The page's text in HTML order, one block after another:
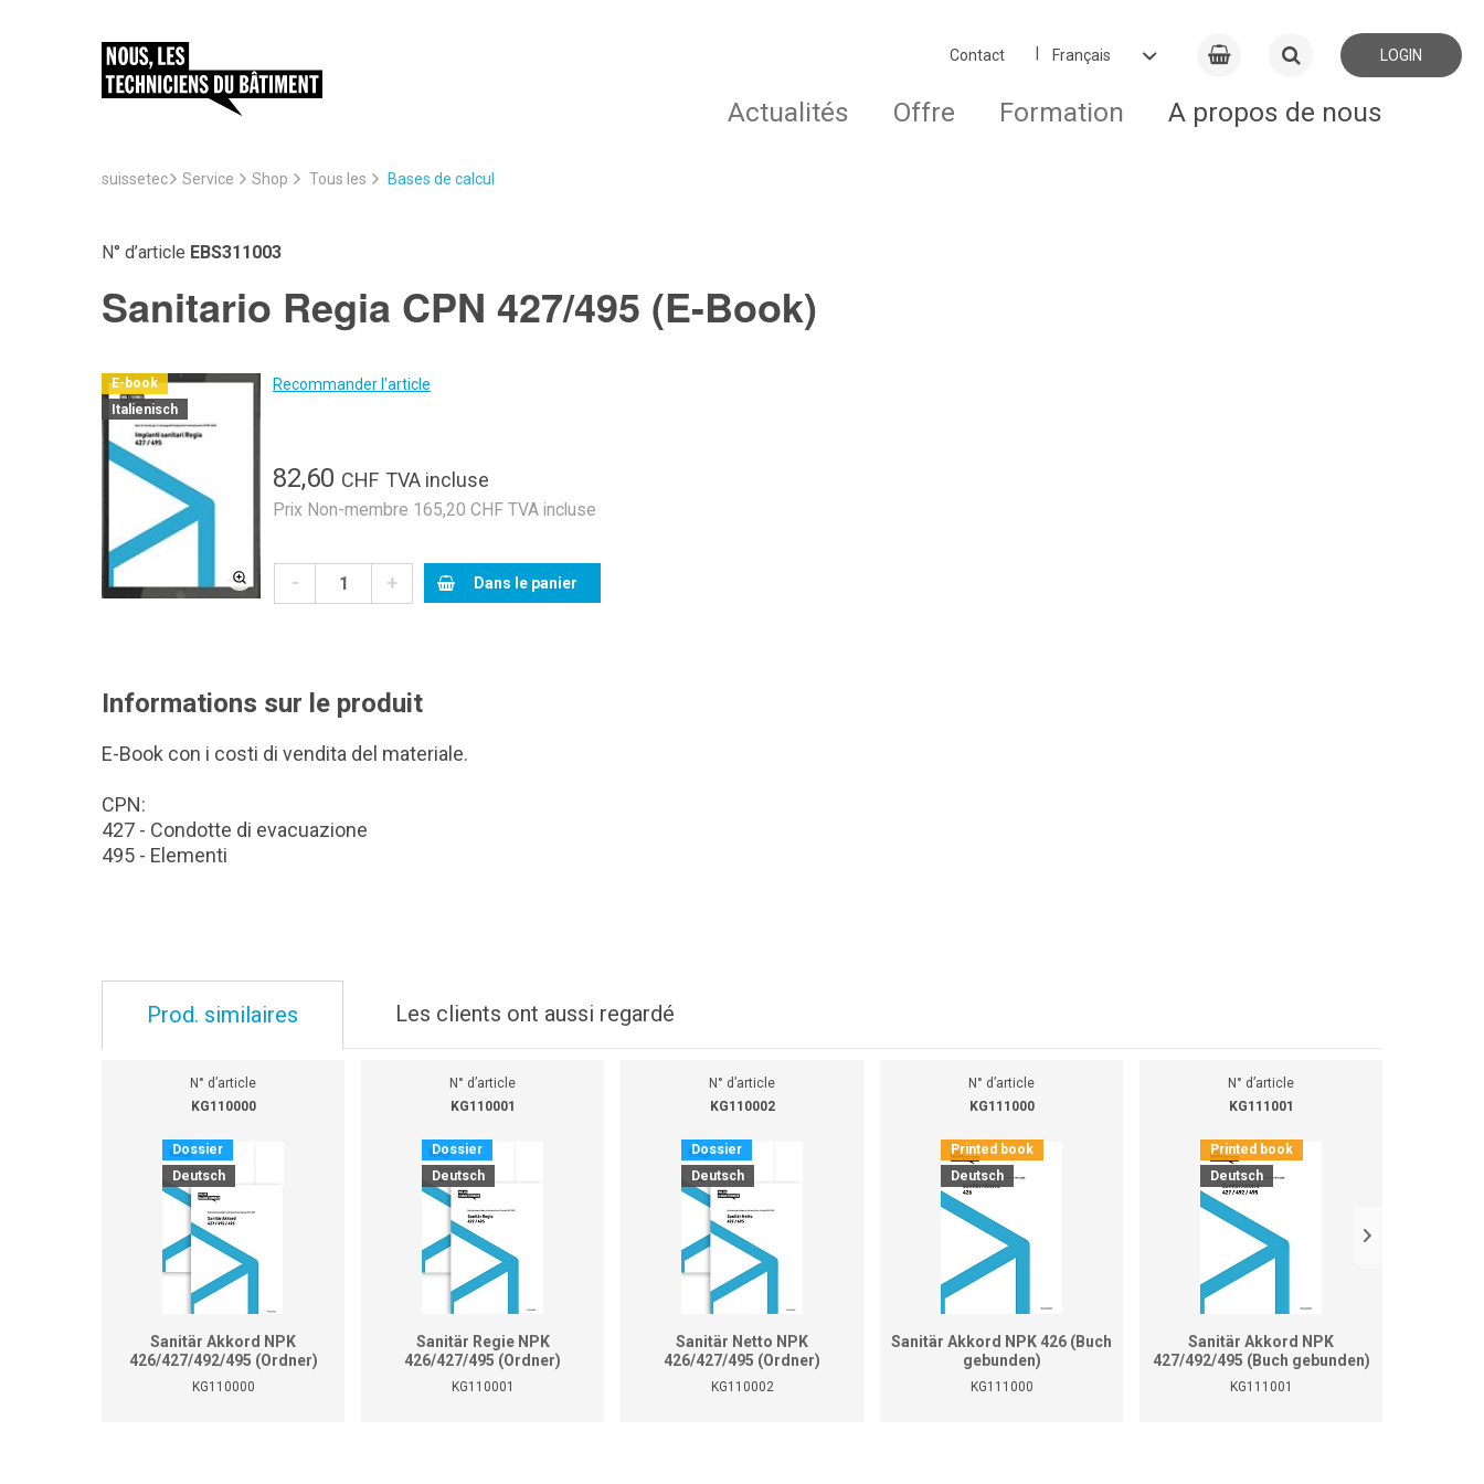
Contact LOGIN
Actualités Offre Formation A propos de nous
suissetec Service Shop Tous les Bases de calcul
N° d’article EBS311003
Sanitario Regia CPN 427/495 (E-Book)
E-book
Italienisch
Recommander l'article
82,60 CHF TVA incluse
Prix Non-membre 165,20 CHF TVA incluse
- + Dans le panier
Informations sur le produit
E-Book con i costi di vendita del materiale.
CPN:
427 - Condotte di evacuazione
495 - Elementi
Prod. similaires Les clients ont aussi regardé
N° d’article
KG110000
Dossier
Deutsch
Sanitär Akkord NPK
426/427/492/495 (Ordner)
KG110000
N° d’article
KG110001
Dossier
Deutsch
Sanitär Regie NPK
426/427/495 (Ordner)
KG110001
N° d’article
KG110002
Dossier
Deutsch
Sanitär Netto NPK
426/427/495 (Ordner)
KG110002
N° d’article
KG111000
Printed book
Deutsch
Sanitär Akkord NPK 426 (Buch
gebunden)
KG111000
N° d’article
KG111001
Printed book
Deutsch
Sanitär Akkord NPK
427/492/495 (Buch gebunden)
KG111001